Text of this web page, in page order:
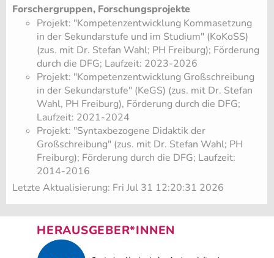
Forschergruppen, Forschungsprojekte
Projekt: "Kompetenzentwicklung Kommasetzung
in der Sekundarstufe und im Studium" (KoKoSS)
(zus. mit Dr. Stefan Wahl; PH Freiburg); Förderung
durch die DFG; Laufzeit: 2023-2026
Projekt: "Kompetenzentwicklung Großschreibung
in der Sekundarstufe" (KeGS) (zus. mit Dr. Stefan
Wahl, PH Freiburg), Förderung durch die DFG;
Laufzeit: 2021-2024
Projekt: "Syntaxbezogene Didaktik der
Großschreibung" (zus. mit Dr. Stefan Wahl; PH
Freiburg); Förderung durch die DFG; Laufzeit:
2014-2016
Letzte Aktualisierung: Fri Jul 31 12:20:31 2026
HERAUSGEBER*INNEN